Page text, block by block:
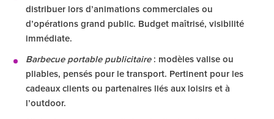
distribuer lors d’animations commerciales ou
d’opérations grand public. Budget maîtrisé, visibilité
immédiate.
Barbecue portable publicitaire: modèles valise ou
pliables, pensés pour le transport. Pertinent pour les
cadeaux clients ou partenaires liés aux loisirs et à
l’outdoor.